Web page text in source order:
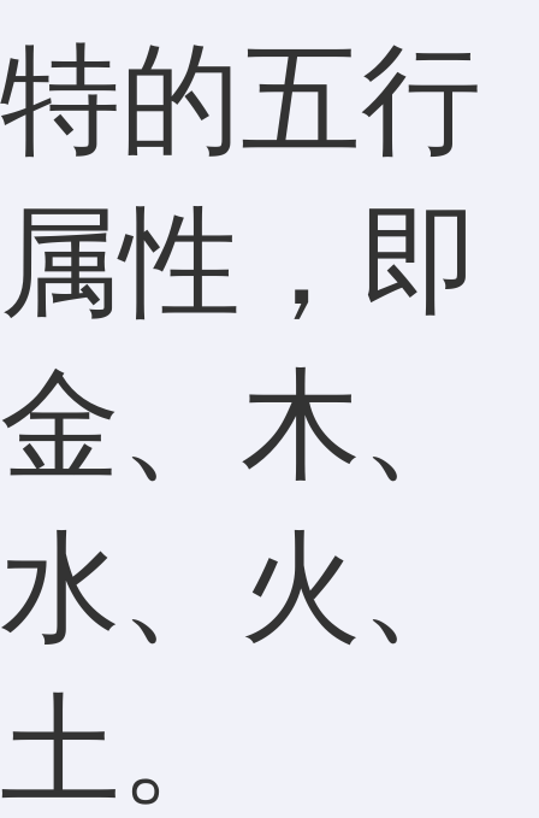
特的五行
属性，即
金、木、
水、火、
土。